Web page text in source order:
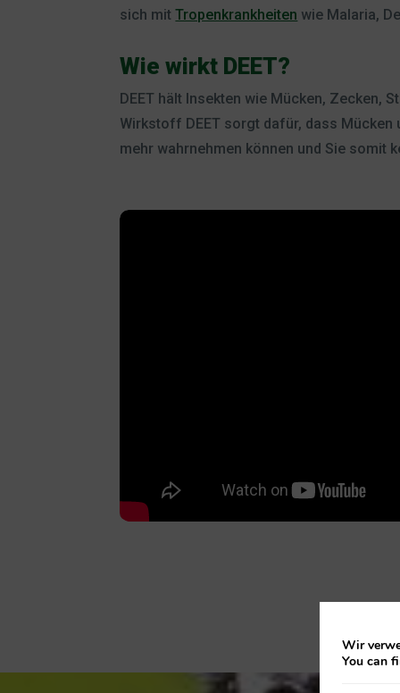
sich mitTropenkrankheiten wie Malaria,
Wie wirkt DEET?
DEET hält Insekten wie Mücken, Zecken,
Wirkstoff DEET sorgt dafür, dass
mehr wahrnehmen können und Sie somit
Wir
You can